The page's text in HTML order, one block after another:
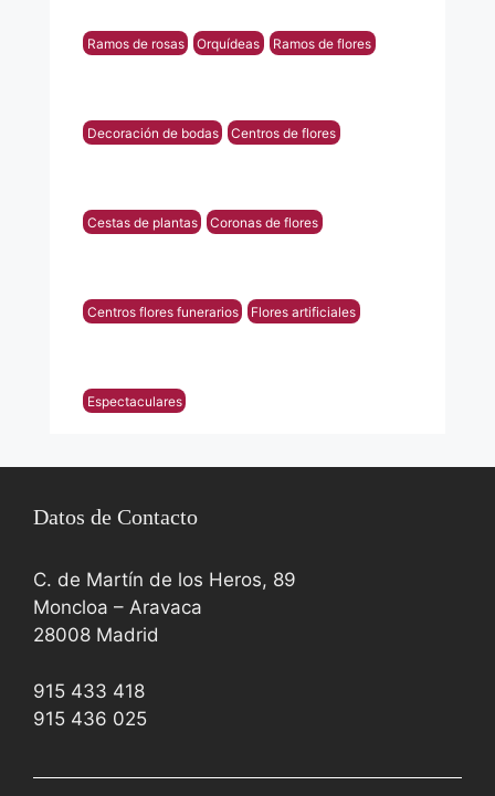
Ramos de rosas Orquídeas Ramos de flores
Decoración de bodas Centros de flores
Cestas de plantas Coronas de flores
Centros flores funerarios Flores artificiales
Espectaculares
Datos de Contacto
C. de Martín de los Heros, 89
Moncloa – Aravaca
28008 Madrid
915 433 418
915 436 025